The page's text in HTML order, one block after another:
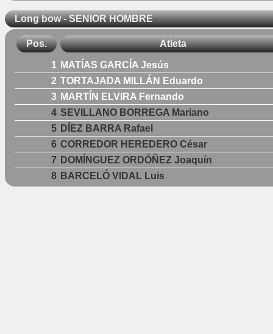
Long bow - SENIOR HOMBRE
Pos. Atleta
1 MATÍAS GARCÍA Jesús
2 TORTAJADA MILLÁN Eduardo
3 MARTÍN ELVIRA Fernando
4 SEVILLANO BORREGA Mariano
5 DÍEZ BARRA Rafael
6 CORREDOR HEREDERO César
7 DOMÍNGUEZ ORDÓÑEZ Joaquín
8 BARCELÓ VIDAL Luis